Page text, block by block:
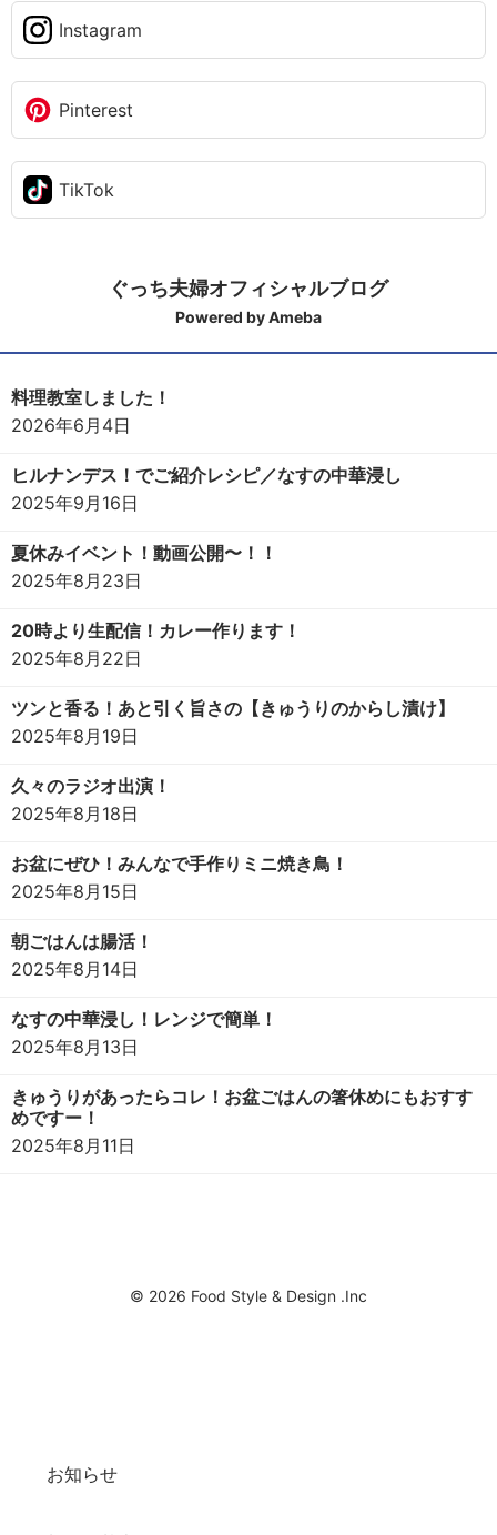
Instagram
Pinterest
TikTok
ぐっち夫婦オフィシャルブログ
Powered by Ameba
料理教室しました！
2026年6月4日
ヒルナンデス！でご紹介レシピ／なすの中華浸し
2025年9月16日
夏休みイベント！動画公開〜！！
2025年8月23日
20時より生配信！カレー作ります！
2025年8月22日
ツンと香る！あと引く旨さの【きゅうりのからし漬け】
2025年8月19日
久々のラジオ出演！
2025年8月18日
お盆にぜひ！みんなで手作りミニ焼き鳥！
2025年8月15日
朝ごはんは腸活！
2025年8月14日
なすの中華浸し！レンジで簡単！
2025年8月13日
きゅうりがあったらコレ！お盆ごはんの箸休めにもおすす
めですー！
2025年8月11日
© 2026 Food Style & Design .Inc
お知らせ